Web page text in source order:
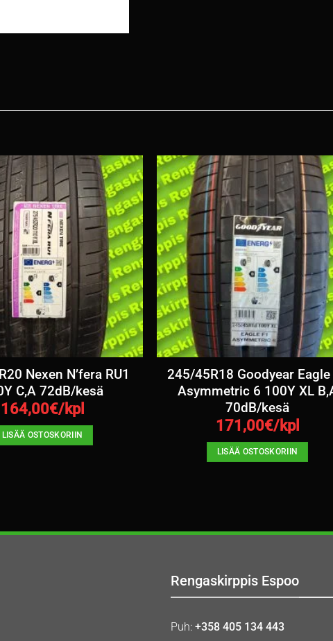
Nexen N’fera RU1
C,A 72dB/kesä
164,00€/kpl
LISÄÄ OSTOSKORIIN
245/45R18 Goodyear Eagle
Asymmetric 6 100Y XL
70dB/kesä
171,00€/kpl
LISÄÄ OSTOSKORIIN
Rengaskirppis Espoo
Puh: +358 405 134 443